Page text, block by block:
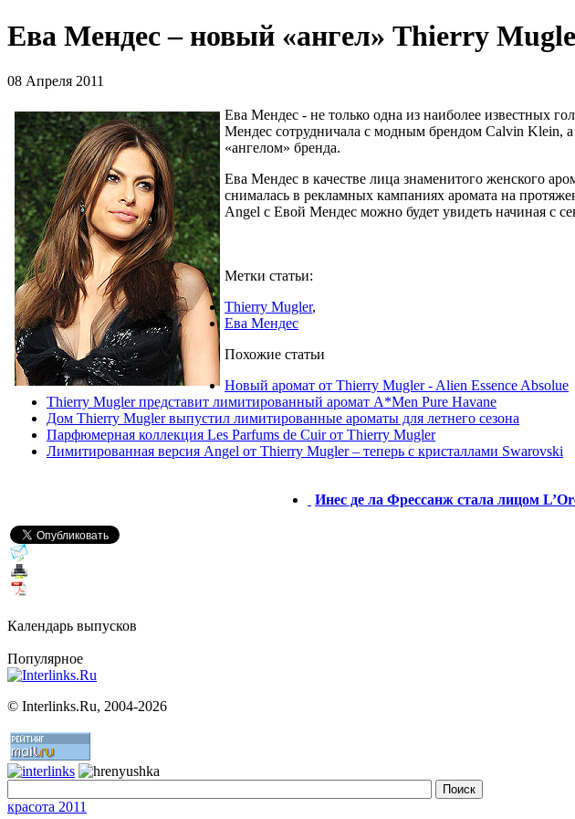
Ева Мендес – новый «ангел» Thierry
08 Апреля 2011
Ева Мендес - не только одна из наиболее известных
Мендес сотрудничала с модным брендом Calvin Klein,
«ангелом» бренда.
Ева Мендес в качестве лица знаменитого женского
снималась в рекламных кампаниях аромата на
Angel с Евой Мендес можно будет увидеть начиная с
Метки статьи:
Thierry Mugler,
Ева Мендес
Похожие статьи
Новый аромат от Thierry Mugler - Alien Essence Absolue
Thierry Mugler представит лимитированный аромат A*Men Pure Havane
Дом Thierry Mugler выпустил лимитированные ароматы для летнего сезона
Парфюмерная коллекция Les Parfums de Cuir от Thierry Mugler
Лимитированная версия Angel от Thierry Mugler – теперь с кристаллами Swarovski
Инес де ла Фрессанж стала лицом
Календарь выпусков
Популярное
© Interlinks.Ru, 2004-2026
красота 2011